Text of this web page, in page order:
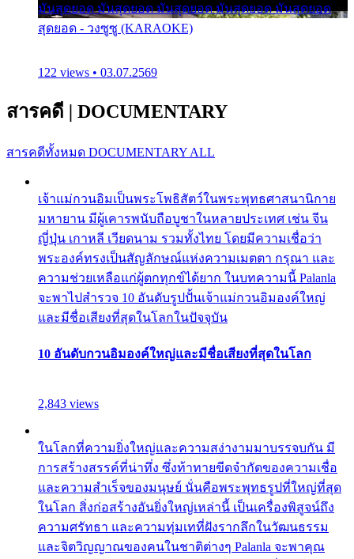
มันสุดยอด มันสุดยอด มันสุดยอด มันสุดยอด มันสุดยอด
สุดยอด - วงซูซู (KARAOKE)
122 views • 03.07.2569
สารคดี | DOCUMENTARY
สารคดีทั้งหมด DOCUMENTARY ALL
เจ้าแม่กวนอิมเป็นพระโพธิสัตว์ในพระพุทธศาสนานิกาย
มหายาน มีผู้เคารพนับถือบูชาในหลายประเทศ เช่น จีน
ญี่ปุ่น เกาหลี เวียดนาม รวมทั้งไทย โดยมีความเชื่อว่า
พระองค์ทรงเป็นสัญลักษณ์แห่งความเมตตา กรุณา และ
ความช่วยเหลือแก่ผู้ตกทุกข์ได้ยาก ในบทความนี้ Palanla
จะพาไปสำรวจ 10 อันดับรูปปั้นเจ้าแม่กวนอิมองค์ใหญ่
และมีชื่อเสียงที่สุดในโลกในปัจจุบัน
10 อันดับกวนอิมองค์ใหญ่และมีชื่อเสียงที่สุดในโลก
2,843 views
ในโลกที่ความยิ่งใหญ่และความสง่างามมาบรรจบกัน มี
การสร้างสรรค์ที่น่าทึ่ง ซึ่งท้าทายขีดจำกัดของความเชื่อ
และความสำเร็จของมนุษย์ นั่นคือพระพุทธรูปที่ใหญ่ที่สุด
ในโลก สิ่งก่อสร้างอันยิ่งใหญ่เหล่านี้ เป็นเครื่องพิสูจน์ถึง
ความศรัทธา และความทุ่มเทที่ฝังรากลึกในวัฒนธรรม
และจิตวิญญาณของคนในชาติต่างๆ Palanla จะพาคุณ